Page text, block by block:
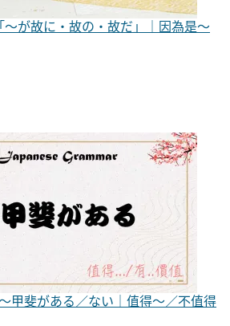
〜が故に・故の・故だ」｜因為是～
甲斐がある／ない｜值得〜／不值得